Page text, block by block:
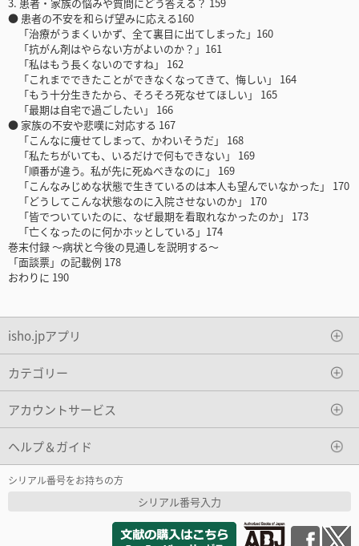
● 患者の不安を和らげ望みに応える160
「治療がうまくいかず、全て裏目に出てしまった」160
「抗がん剤はやらない方がよいのか？」161
「私はもう長くないのですね」 162
「これまでできたことができなくなってきて、悔しい」 164
「もう十分生きたから、そろそろ死なせてほしい」 165
「最期は自宅で過ごしたい」 166
● 家族の不安や悲嘆に対応する 167
「こんなに痩せてしまって、かわいそうだ」 168
「私たちがいても、いるだけで何もできない」 169
「順番が違う。私が先に死ぬべきなのに」 169
「こんなみじめな状態で生きているのは本人も望んでいなかった」 170
「どうしてこんな状態なのに入院させないのか」 170
「皆でついていたのに、なぜ最期を看取れなかったのか」 173
「亡くなったのに何かホッとしている」174
巻末付録 ～病状と今後の見通しを説明する～
「面談票」の記載例 178
おわりに 190
isho.jpアプリ
カテゴリー
アカウントサービス
ヘルプ＆ガイド
シリアル番号をお持ちの方
シリアル番号入力